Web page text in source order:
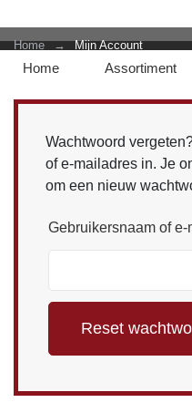
Home Assortiment
Home → Mijn Account
Wachtwoord
of e-mailadres in. Je
om een nieuw
Gebruikersnaam of
Reset